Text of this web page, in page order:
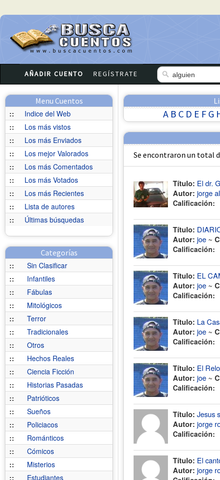
AÑADIR CUENTO REGÍSTRATE
Menu Cuentos
::
Indice del Web
::
Los más vistos
::
Los más Enviados
::
Los mejor Valorados
::
Los más Comentados
::
Los más Votados
::
Los más Recientes
::
Lista de autores
::
Últimas búsquedas
Categorías
::
Sin Clasificar
::
Infantiles
::
Fábulas
::
Mitológicos
::
Terror
::
Tradicionales
::
Otros
::
Hechos Reales
::
Ciencia Ficción
::
Historias Pasadas
::
Patrióticos
::
Sueños
::
Policiacos
::
Románticos
::
Cómicos
::
Misterios
::
Estudiantes
A B C D E F G
Se encontraron un total
Título: El dr.
Autor: jorge
Calificación:
Título:
Autor: joe ~
Calificación:
Título: EL
Autor: joe ~
Calificación:
Título: La
Autor: joe ~
Calificación:
Título: El
Autor: joe ~
Calificación:
Título: Jesus
Autor: jorge
Calificación:
Título: El
Autor: jorge